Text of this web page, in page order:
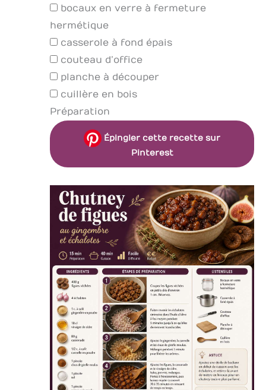
bocaux en verre à fermeture
hermétique
casserole à fond épais
couteau d’office
planche à découper
cuillère en bois
Préparation
Épingler cette recette sur
Pinterest